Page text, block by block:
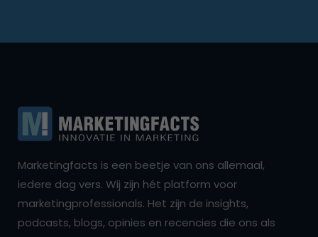
Marketingfacts is een beetje van ons allemaal,
iedere dag vers. Wij zijn hét platform voor
marketingprofessionals. Het zijn de insights,
podcasts, blogs, opinies en recencies die ons als